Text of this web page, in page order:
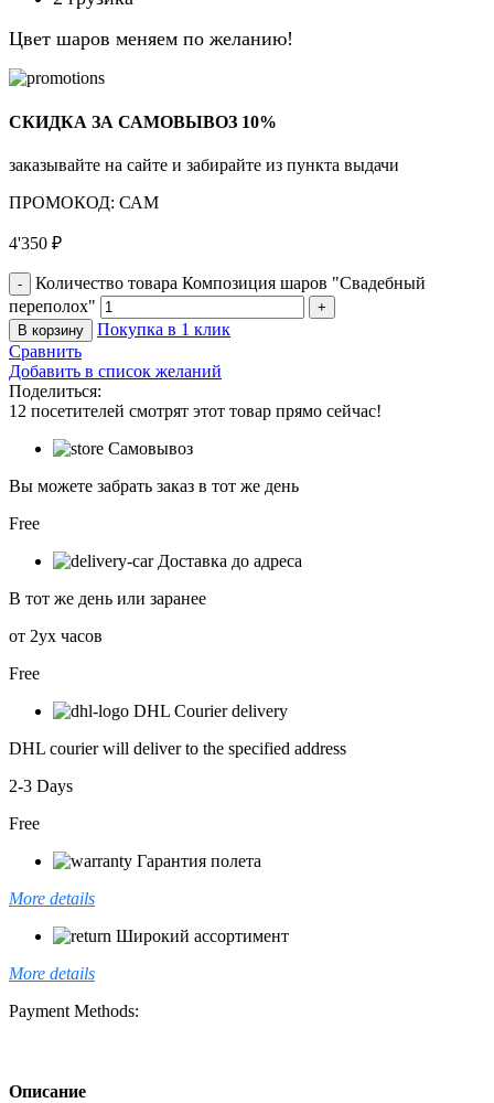
Цвет шаров меняем по желанию!
СКИДКА ЗА САМОВЫВОЗ 10%
заказывайте на сайте и забирайте из пункта выдачи
ПРОМОКОД: САМ
4'350 ₽
Количество товара Композиция шаров "Свадебный
переполох"
В корзину
Покупка в 1 клик
Сравнить
Добавить в список желаний
Поделиться:
12 посетителей смотрят этот товар прямо сейчас!
Самовывоз
Вы можете забрать заказ в тот же день
Free
Доставка до адреса
В тот же день или заранее
от 2ух часов
Free
DHL Courier delivery
DHL courier will deliver to the specified address
2-3 Days
Free
Гарантия полета
More details
Широкий ассортимент
More details
Payment Methods:
Описание